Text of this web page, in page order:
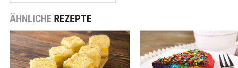
ÄHNLICHE REZEPTE